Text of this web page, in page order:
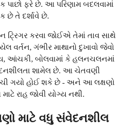
પાછો ફરે છે. આ પરિણામ બદલવામાં
છે તે દર્શાવે છે.
ટ્રિગર કરવા જોઈએ તેમાં તાવ સાથે
ગંભીર માથાનો દુખાવો જેવો
આંચકી, બોલવામાં કે હલનચલનમાં
શામેલ છે. આ ચેતવણી
ગયો હોઈ શકે છે - અને આ લક્ષણો
રાહ જોવી યોગ્ય નથી.
માટે વધુ સંવેદનશીલ